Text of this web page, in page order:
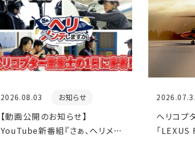
2026.08.03 お知らせ
【動画公開のお知らせ】
YouTube新番組『さぁ、ヘリメン
ヘリコプ
「